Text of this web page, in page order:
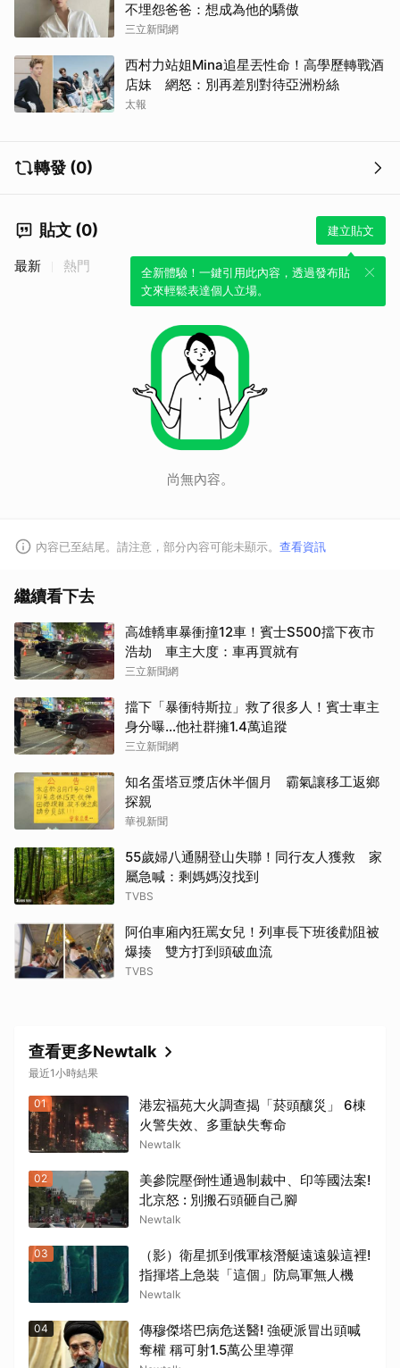
不埋怨爸爸：想成為他的驕傲
三立新聞網
西村力站姐Mina追星丟性命！高學歷轉戰酒
店妹 網怒：別再差別對待亞洲粉絲
太報
轉發 (0)
貼文 (0) 建立貼文
全新體驗！一鍵引用此內容，透過發布貼
文來輕鬆表達個人立場。
最新 熱門
尚無內容。
內容已至結尾。請注意，部分內容可能未顯示。 查看資訊
繼續看下去
高雄轎車暴衝撞12車！賓士S500擋下夜市
浩劫 車主大度：車再買就有
三立新聞網
擋下「暴衝特斯拉」救了很多人！賓士車主
身分曝…他社群擁1.4萬追蹤
三立新聞網
知名蛋塔豆漿店休半個月 霸氣讓移工返鄉
探親
華視新聞
55歲婦八通關登山失聯！同行友人獲救 家
屬急喊：剩媽媽沒找到
TVBS
阿伯車廂內狂罵女兒！列車長下班後勸阻被
爆揍 雙方打到頭破血流
TVBS
查看更多Newtalk
最近1小時結果
01
港宏福苑大火調查揭「菸頭釀災」 6棟
火警失效、多重缺失奪命
Newtalk
02
美參院壓倒性通過制裁中、印等國法案!
北京怒 : 別搬石頭砸自己腳
Newtalk
03
（影）衛星抓到俄軍核潛艇遠遠躲這裡!
指揮塔上急裝「這個」防烏軍無人機
Newtalk
04
傳穆傑塔巴病危送醫! 強硬派冒出頭喊
奪權 稱可射1.5萬公里導彈